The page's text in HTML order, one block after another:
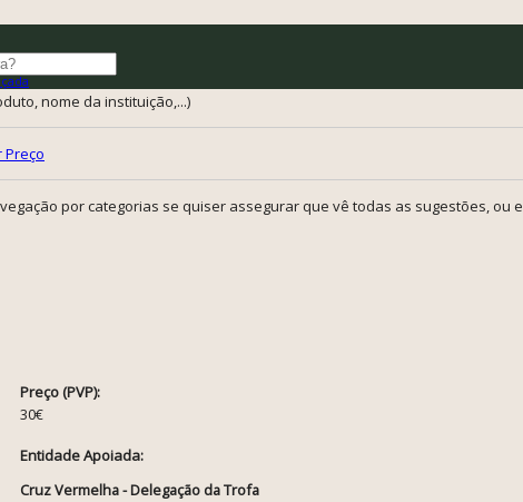
nome da instituição,...)
Preço
por categorias se quiser assegurar que vê todas as sugestões,
Preço (PVP):
30€
Entidade Apoiada:
Cruz Vermelha - Delegação da Trofa